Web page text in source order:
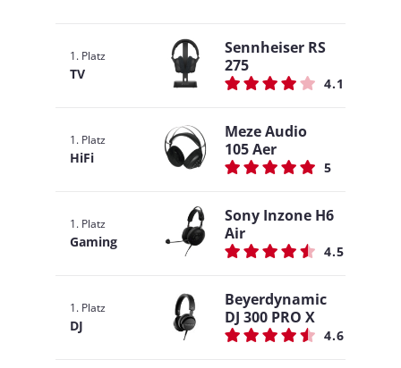
1. Platz
TV
Sennheiser RS
275
4.1
1. Platz
HiFi
Meze Audio
105 Aer
5
1. Platz
Gaming
Sony Inzone H6
Air
4.5
1. Platz
DJ
Beyerdynamic
DJ 300 PRO X
4.6